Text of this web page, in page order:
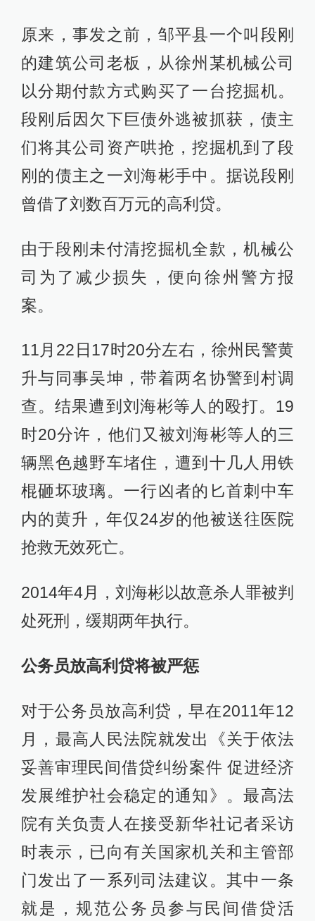
原来，事发之前，邹平县一个叫段刚
的建筑公司老板，从徐州某机械公司
以分期付款方式购买了一台挖掘机。
段刚后因欠下巨债外逃被抓获，债主
们将其公司资产哄抢，挖掘机到了段
刚的债主之一刘海彬手中。据说段刚
曾借了刘数百万元的高利贷。
由于段刚未付清挖掘机全款，机械公
司为了减少损失，便向徐州警方报
案。
11月22日17时20分左右，徐州民警黄
升与同事吴坤，带着两名协警到村调
查。结果遭到刘海彬等人的殴打。19
时20分许，他们又被刘海彬等人的三
辆黑色越野车堵住，遭到十几人用铁
棍砸坏玻璃。一行凶者的匕首刺中车
内的黄升，年仅24岁的他被送往医院
抢救无效死亡。
2014年4月，刘海彬以故意杀人罪被判
处死刑，缓期两年执行。
公务员放高利贷将被严惩
对于公务员放高利贷，早在2011年12
月，最高人民法院就发出《关于依法
妥善审理民间借贷纠纷案件 促进经济
发展维护社会稳定的通知》。最高法
院有关负责人在接受新华社记者采访
时表示，已向有关国家机关和主管部
门发出了一系列司法建议。其中一条
就是，规范公务员参与民间借贷活